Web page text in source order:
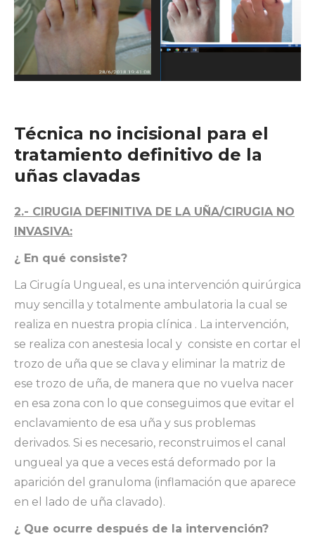
Técnica no incisional para el
tratamiento definitivo de la
uñas clavadas
2.- CIRUGIA DEFINITIVA DE LA UÑA/CIRUGIA NO
INVASIVA:
¿ En qué consiste?
La Cirugía Ungueal, es una intervención quirúrgica
muy sencilla y totalmente ambulatoria la cual se
realiza en nuestra propia clínica . La intervención,
se realiza con anestesia local y consiste en cortar el
trozo de uña que se clava y eliminar la matriz de
ese trozo de uña, de manera que no vuelva nacer
en esa zona con lo que conseguimos que evitar el
enclavamiento de esa uña y sus problemas
derivados. Si es necesario, reconstruimos el canal
ungueal ya que a veces está deformado por la
aparición del granuloma (inflamación que aparece
en el lado de uña clavado).
¿ Que ocurre después de la intervención?